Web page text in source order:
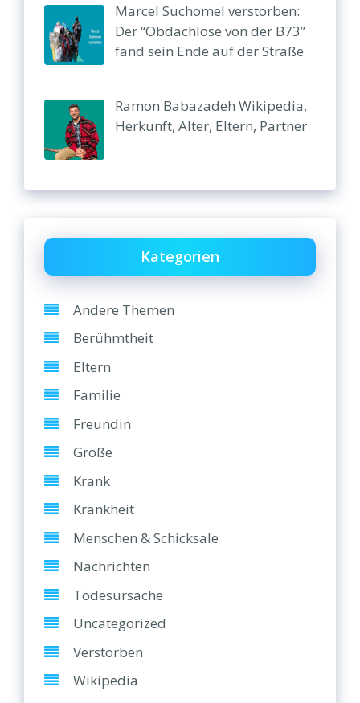
Marcel Suchomel verstorben:
Der “Obdachlose von der B73”
fand sein Ende auf der Straße
Ramon Babazadeh Wikipedia,
Herkunft, Alter, Eltern, Partner
Kategorien
Andere Themen
Berühmtheit
Eltern
Familie
Freundin
Größe
Krank
Krankheit
Menschen & Schicksale
Nachrichten
Todesursache
Uncategorized
Verstorben
Wikipedia